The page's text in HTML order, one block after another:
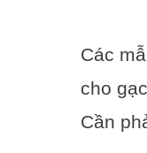
Các
cho
Cần